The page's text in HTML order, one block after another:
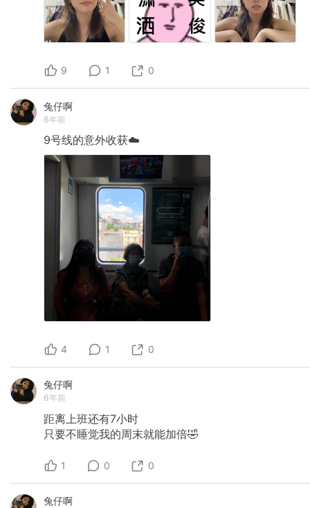
9 1 0
兔仔啊
6年前
9号线的意外收获☁️
4 1 0
兔仔啊
6年前
距离上班还有7小时
只要不睡觉我的周末就能加倍🤣
1 0 0
兔仔啊